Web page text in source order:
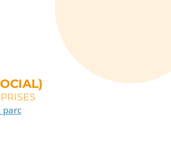
parc